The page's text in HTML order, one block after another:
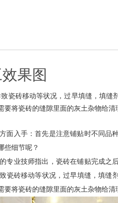
果图
瓷砖移动等状况，过早填缝，填缝
将瓷砖的缝隙里面的灰土杂物给清
面入手：首先是注意铺贴时不同品
些细节呢？
专业技师指出，瓷砖在铺贴完成之
瓷砖移动等状况，过早填缝，填缝
将瓷砖的缝隙里面的灰土杂物给清